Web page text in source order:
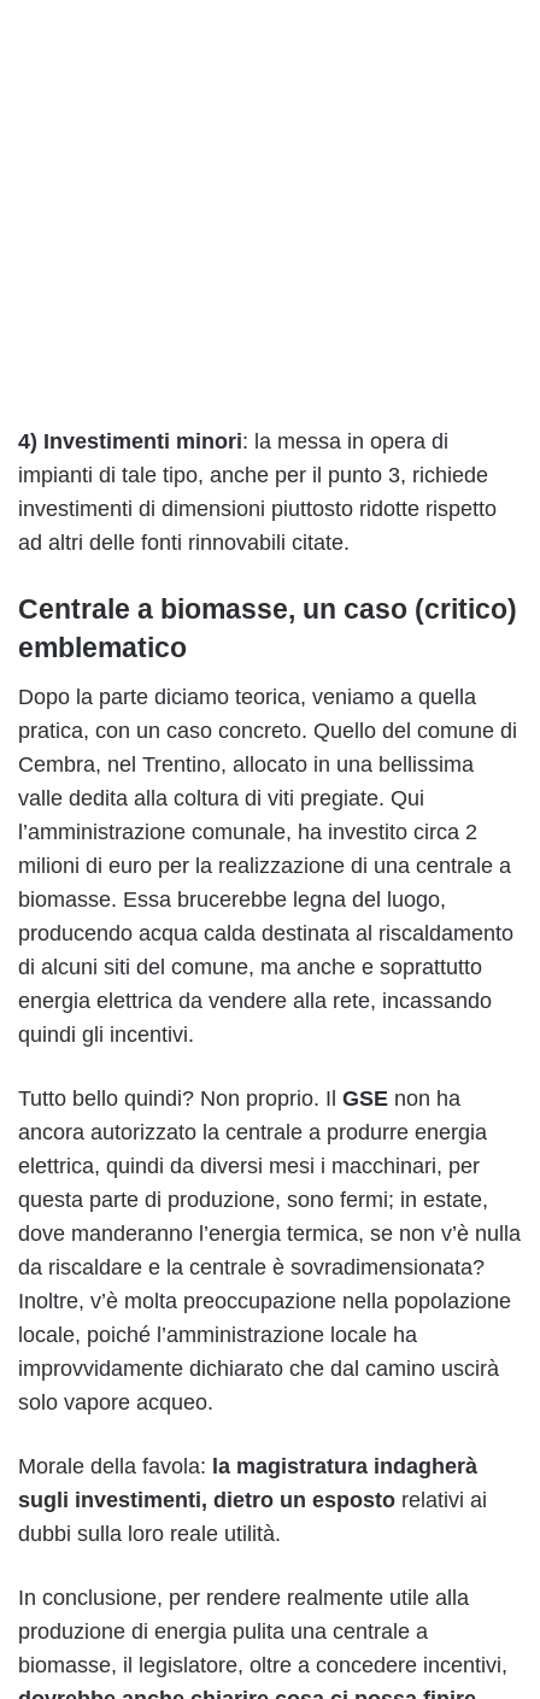
4) Investimenti minori: la messa in opera di
impianti di tale tipo, anche per il punto 3, richiede
investimenti di dimensioni piuttosto ridotte rispetto
ad altri delle fonti rinnovabili citate.
Centrale a biomasse, un caso (critico)
emblematico
Dopo la parte diciamo teorica, veniamo a quella
pratica, con un caso concreto. Quello del comune di
Cembra, nel Trentino, allocato in una bellissima
valle dedita alla coltura di viti pregiate. Qui
l’amministrazione comunale, ha investito circa 2
milioni di euro per la realizzazione di una centrale a
biomasse. Essa brucerebbe legna del luogo,
producendo acqua calda destinata al riscaldamento
di alcuni siti del comune, ma anche e soprattutto
energia elettrica da vendere alla rete, incassando
quindi gli incentivi.
Tutto bello quindi? Non proprio. Il GSE non ha
ancora autorizzato la centrale a produrre energia
elettrica, quindi da diversi mesi i macchinari, per
questa parte di produzione, sono fermi; in estate,
dove manderanno l’energia termica, se non v’è nulla
da riscaldare e la centrale è sovradimensionata?
Inoltre, v’è molta preoccupazione nella popolazione
locale, poiché l’amministrazione locale ha
improvvidamente dichiarato che dal camino uscirà
solo vapore acqueo.
Morale della favola: la magistratura indagherà
sugli investimenti, dietro un esposto relativi ai
dubbi sulla loro reale utilità.
In conclusione, per rendere realmente utile alla
produzione di energia pulita una centrale a
biomasse, il legislatore, oltre a concedere incentivi,